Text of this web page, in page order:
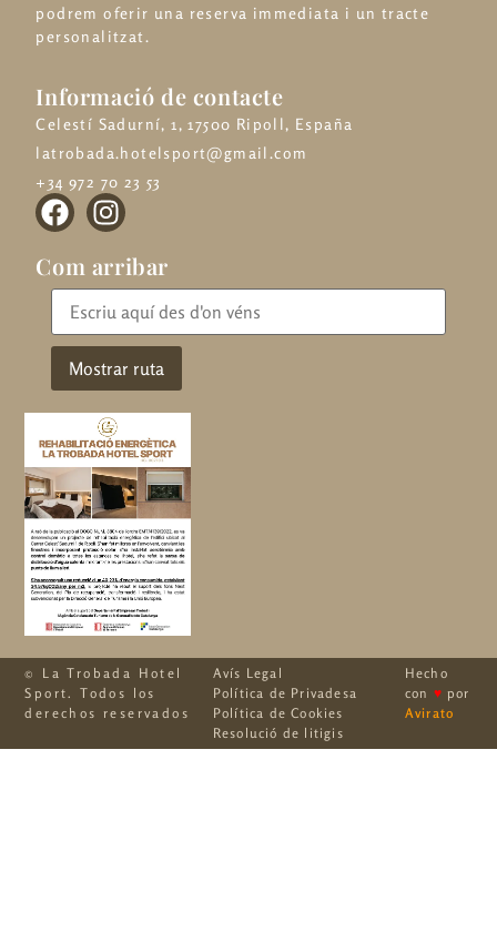
podrem oferir una reserva immediata i un tracte
personalitzat.
Informació de contacte
Celestí Sadurní, 1, 17500 Ripoll, España
latrobada.hotelsport@gmail.com
+34 972 70 23 53
Com arribar
© La Trobada Hotel
Sport. Todos los
derechos reservados
Avís Legal
Política de Privadesa
Política de Cookies
Resolució de litigis
Hecho
con ♥ por
Avirato